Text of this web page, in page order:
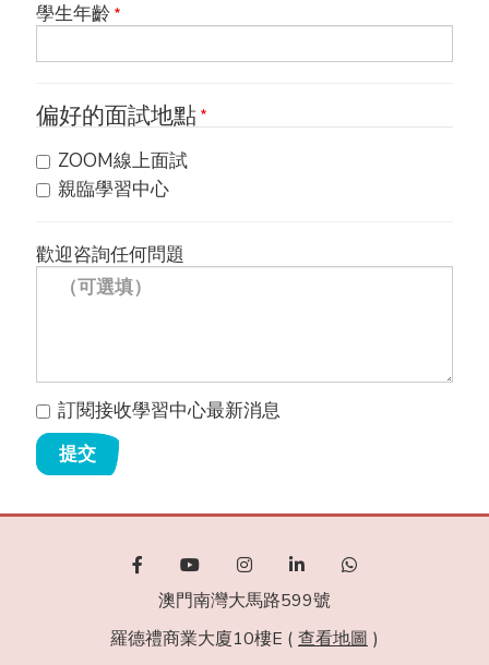
學生年齡
偏好的面試地點
ZOOM線上面試
親臨學習中心
歡迎咨詢任何問題
訂閱接收學習中心最新消息
提交
澳門南灣大馬路599號
羅德禮商業大廈10樓E ( 查看地圖 )